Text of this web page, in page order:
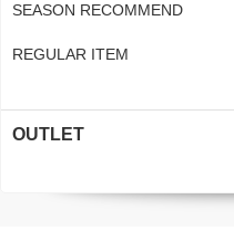
SEASON RECOMMEND
REGULAR ITEM
OUTLET